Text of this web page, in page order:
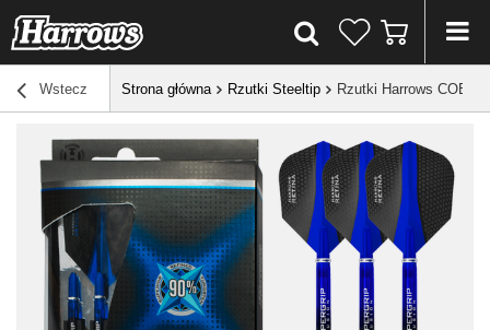
Wstecz Strona główna Rzutki Steeltip Rzutki Harrows